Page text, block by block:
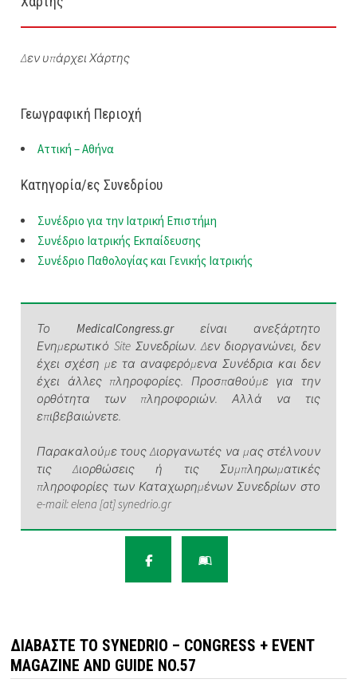
Δεν υπάρχει Χάρτης
Γεωγραφική Περιοχή
Αττική – Αθήνα
Κατηγορία/ες Συνεδρίου
Συνέδριο για την Ιατρική Επιστήμη
Συνέδριο Ιατρικής Εκπαίδευσης
Συνέδριο Παθολογίας και Γενικής Ιατρικής
ΤοMedicalCongress.grείναι ανεξάρτητο
Ενημερωτικό Site Συνεδρίων. Δεν διοργανώνει, δεν
έχει σχέση με τα αναφερόμενα Συνέδρια και δεν
έχει άλλες πληροφορίες. Προσπαθούμε για την
ορθότητα των πληροφοριών. Αλλά να τις
επιβεβαιώνετε.
Παρακαλούμε τους Διοργανωτές να μας στέλνουν
τις Διορθώσεις ή τις Συμπληρωματικές
πληροφορίες των Καταχωρημένων Συνεδρίων στο
e-mail: elena [at] synedrio.gr
ΔΙΑΒΆΣΤΕ ΤΟ SYNEDRIO – CONGRESS + EVENT
MAGAZINE AND GUIDE NO.57